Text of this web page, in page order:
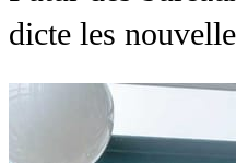
dicte les